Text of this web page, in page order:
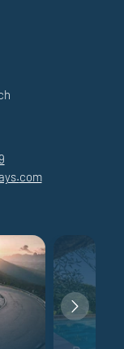
com